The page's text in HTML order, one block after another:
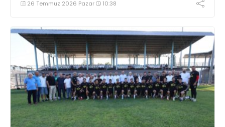
26 Temmuz 2026 Pazar 10:38